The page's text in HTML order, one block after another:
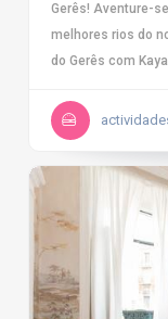
Gerês! Aventure-
melhores rios do
do Gerês com